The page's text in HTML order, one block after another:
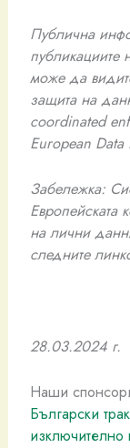
Публична
публикациите
може да
защита на
coordinated
European
Забележка:
Европейската
на лични
следните
28.03.2024 г.
Наши
Български
изключително